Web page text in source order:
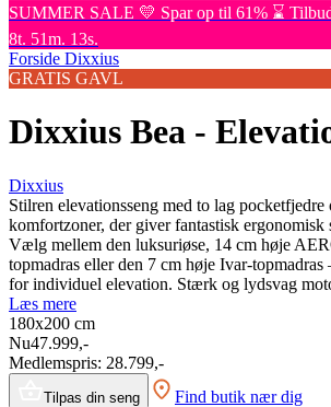
SUMMER SALE 💛 Spar op til 61% ⌛
8t. 51m. 13s.
Forside Dixxius
GRATIS GAVL
Dixxius Bea -
Dixxius
Stilren elevationsseng med to lag pocketfjedre
komfortzoner, der giver fantastisk ergonomisk
Vælg mellem den luksuriøse, 14 cm høje
topmadras eller den 7 cm høje Ivar-
for individuel elevation. Stærk og lydsvag
Læs mere
180x200 cm
Nu47.999,-
Medlemspris: 28.799,-
Tilpas din seng Find butik nær dig